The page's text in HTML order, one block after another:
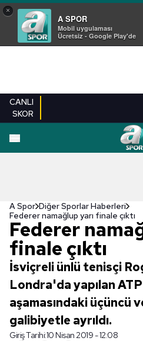
×
A SPOR
Mobil uygulaması
Ücretsiz - Google Play'de
CANLI
SKOR
A Spor Diğer Sporlar Haberleri
Federer namağlup yarı finale çıktı
Federer
finale çıktı
İsviçreli ünlü tenisçi
Londra'da yapılan
aşamasındaki üçüncü
galibiyetle ayrıldı.
Giriş Tarihi:10 Nisan 2019 - 12:08